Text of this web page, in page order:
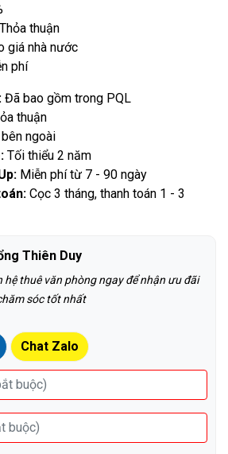
Thỏa thuận
giá nhà nước
phí
Đã bao gồm trong PQL
thuận
ngoài
Tối thiểu 2 năm
Miễn phí từ 7 - 90 ngày
Cọc 3 tháng, thanh toán 1 - 3
Thiên Duy
hệ thuê văn phòng ngay để nhận ưu đãi
sóc tốt nhất
Chat Zalo